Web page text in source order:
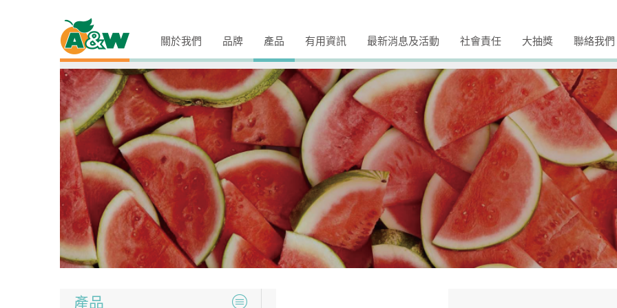
關於我們 品牌 產品 有用資訊 最新消息及活動 社會責任 大抽獎 聯絡我們
產品